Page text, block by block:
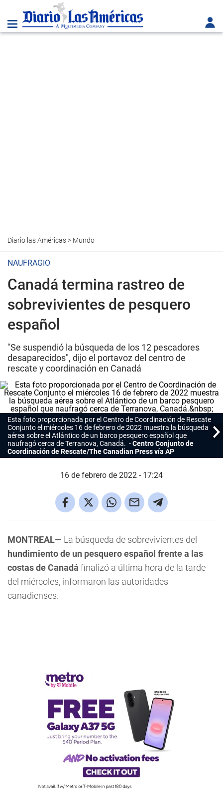
Diario las Américas> Mundo
NAUFRAGIO
Canadá termina rastreo de
sobrevivientes de pesquero
español
"Se suspendió la búsqueda de los 12 pescadores
desaparecidos", dijo el portavoz del centro de
rescate y coordinación en Canadá
Esta foto proporcionada por el Centro de Coordinación de Rescate
Conjunto el miércoles 16 de febrero de 2022 muestra la búsqueda
aérea sobre el Atlántico de un barco pesquero español que
naufragó cerca de Terranova, Canadá.
Centro Conjunto de
Coordinación de Rescate/The Canadian Press vía AP
16 de febrero de 2022 - 17:24
MONTREAL— La búsqueda de sobrevivientes del
hundimiento de un pesquero español frente a las
costas de Canadá finalizó a última hora de la tarde
del miércoles, informaron las autoridades
canadienses.